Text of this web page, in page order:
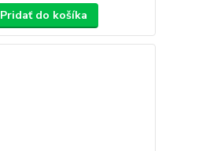
Pridať do košíka